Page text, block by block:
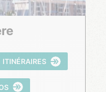
ITINÉRAIRES